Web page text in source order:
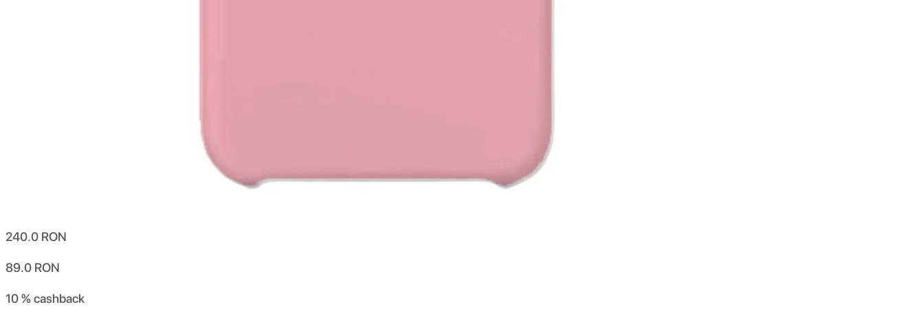
240.0 RON
89.0 RON
10 %cashback